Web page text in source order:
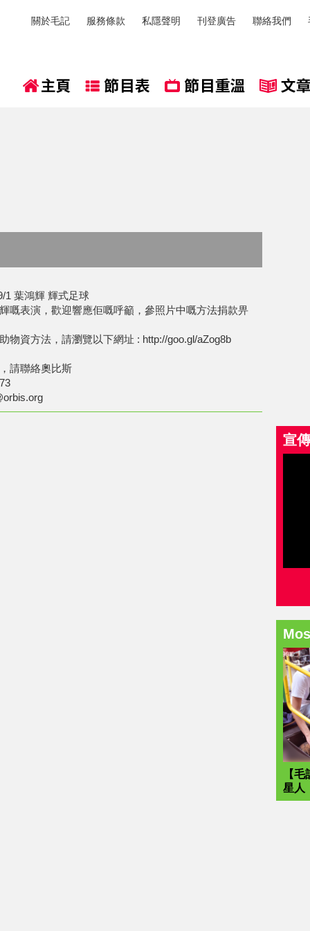
關於毛記 服務條款 私隱聲明 刊登廣告 聯絡我們
1 葉鴻輝 輝式足球
嘅表演，歡迎響應佢嘅呼籲，參照片中嘅方法捐款畀
物資方法，請瀏覽以下網址 : http://goo.gl/aZog8b
請聯絡奧比斯
宣
【
星人